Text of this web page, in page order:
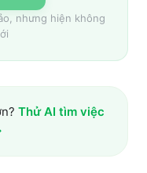
nhưng hiện không
Thử AI tìm việc